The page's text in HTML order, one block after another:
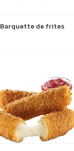
Barquette de frites